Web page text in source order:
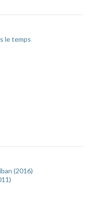
le temps
(2016)